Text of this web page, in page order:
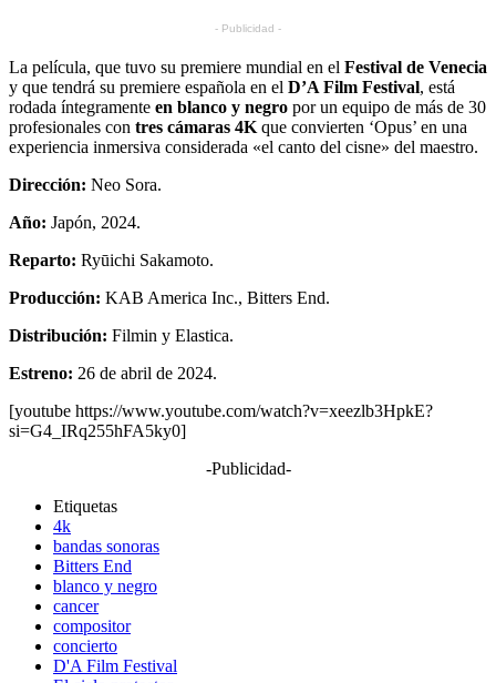
- Publicidad -
La película, que tuvo su premiere mundial en el Festival de Venecia
y que tendrá su premiere española en el D’A Film Festival, está
rodada íntegramente en blanco y negro por un equipo de más de 30
profesionales con tres cámaras 4K que convierten ‘Opus’ en una
experiencia inmersiva considerada «el canto del cisne» del maestro.
Dirección: Neo Sora.
Año: Japón, 2024.
Reparto: Ryūichi Sakamoto.
Producción: KAB America Inc., Bitters End.
Distribución: Filmin y Elastica.
Estreno: 26 de abril de 2024.
[youtube https://www.youtube.com/watch?v=xeezlb3HpkE?
si=G4_IRq255hFA5ky0]
-Publicidad-
Etiquetas
4k
bandas sonoras
Bitters End
blanco y negro
cancer
compositor
concierto
D'A Film Festival